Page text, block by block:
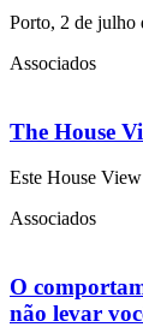
Porto, 2 de
Associados
The House
Este House
Associados
O
não levar